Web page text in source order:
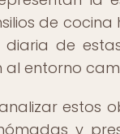
de
de
entorno
estos
y